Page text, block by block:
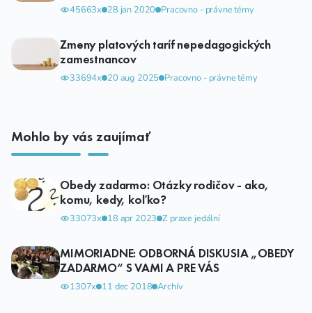
45663x 28 jan 2020 Pracovno - právne témy
Zmeny platových taríf nepedagogických
zamestnancov
33694x 20 aug 2025 Pracovno - právne témy
Mohlo by vás zaujímať
Obedy zadarmo: Otázky rodičov - ako,
komu, kedy, koľko?
33073x 18 apr 2023 Z praxe jedální
MIMORIADNE: ODBORNÁ DISKUSIA „OBEDY
ZADARMO“ S VAMI A PRE VÁS
1307x 11 dec 2018 Archív